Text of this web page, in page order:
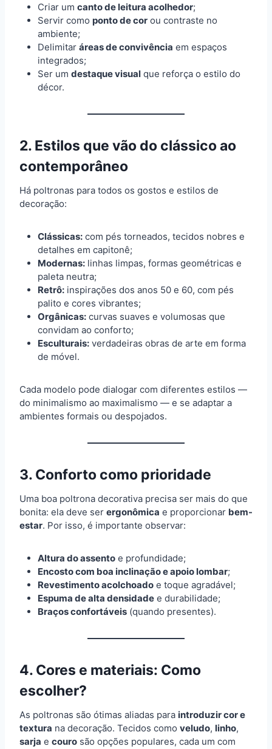
Criar um canto de leitura acolhedor;
Servir como ponto de cor ou contraste no
ambiente;
Delimitar áreas de convivência em espaços
integrados;
Ser um destaque visual que reforça o estilo do
décor.
2. Estilos que vão do clássico ao
contemporâneo
Há poltronas para todos os gostos e estilos de
decoração:
Clássicas: com pés torneados, tecidos nobres e
detalhes em capitonê;
Modernas: linhas limpas, formas geométricas e
paleta neutra;
Retrô: inspirações dos anos 50 e 60, com pés
palito e cores vibrantes;
Orgânicas: curvas suaves e volumosas que
convidam ao conforto;
Esculturais: verdadeiras obras de arte em forma
de móvel.
Cada modelo pode dialogar com diferentes estilos —
do minimalismo ao maximalismo — e se adaptar a
ambientes formais ou despojados.
3. Conforto como prioridade
Uma boa poltrona decorativa precisa ser mais do que
bonita: ela deve ser ergonômica e proporcionar bem-
estar. Por isso, é importante observar:
Altura do assento e profundidade;
Encosto com boa inclinação e apoio lombar;
Revestimento acolchoado e toque agradável;
Espuma de alta densidade e durabilidade;
Braços confortáveis (quando presentes).
4. Cores e materiais: Como
escolher?
As poltronas são ótimas aliadas para introduzir cor e
textura na decoração. Tecidos como veludo, linho,
sarja e couro são opções populares, cada um com